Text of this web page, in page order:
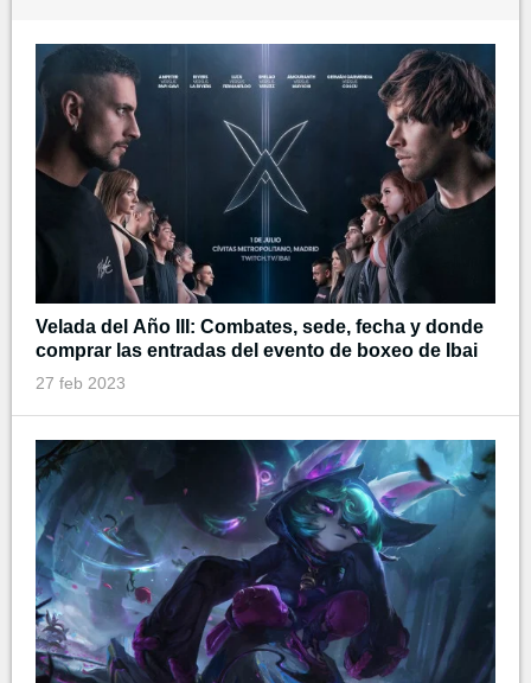
Velada del Año III: Combates, sede, fecha y donde
comprar las entradas del evento de boxeo de Ibai
27 feb 2023